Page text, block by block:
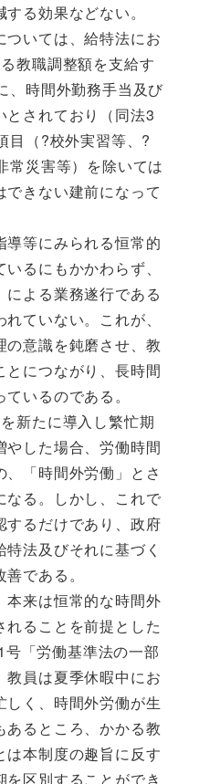
る効果などない。
ついては、給特法にお
教職調整額を支給す
、時間外勤務手当及び
とされており（同法3
目（?校外実習等、?
常災害等）を除いては
きない建前になって
導等にみられる恒常的
るにもかかわらず、
による業務遂行である
ていない。これが、
意識を鈍磨させ、教
とにつながり、長時間
いるのである。
新たに導入し繁忙期
やした場合、労働時間
「時間外労働」とさ
なる。しかし、これで
するだけであり、政府
法及びそれに基づく
である。
本来は恒常的な時間外
ることを前提とした
「労働基準法の一部
員は夏季休暇中にお
しく、時間外労働が生
あるところ、かかる教
は本制度の趣旨に反す
区別することができ